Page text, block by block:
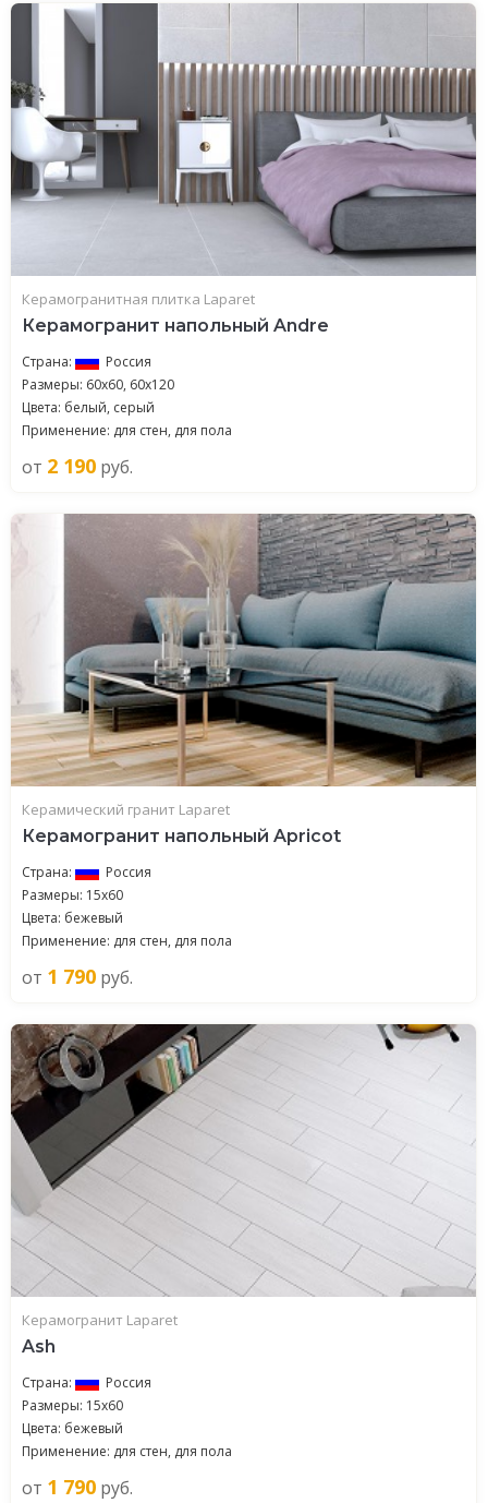
Керамогранитная плитка Laparet
Керамогранит напольный Andre
Страна:
Россия
Размеры: 60x60, 60x120
Цвета: белый, серый
Применение: для стен, для пола
от 2 190 руб.
Керамический гранит Laparet
Керамогранит напольный Apricot
Страна:
Россия
Размеры: 15x60
Цвета: бежевый
Применение: для стен, для пола
от 1 790 руб.
Керамогранит Laparet
Ash
Страна:
Россия
Размеры: 15x60
Цвета: бежевый
Применение: для стен, для пола
от 1 790 руб.